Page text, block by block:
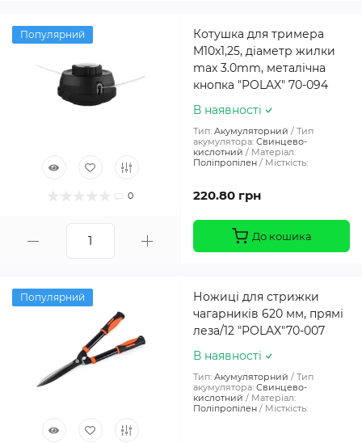
Популярний
0
Котушка для тримера
M10x1,25, діаметр жилки
max 3.0mm, металічна
кнопка "POLAX" 70-094
В наявності
Тип: Акумуляторний
Тип
акумулятора: Свинцево-
кислотний
Матеріал:
Поліпропілен
Місткість:
220.80 грн
До кошика
Популярний
Ножиці для стрижки
чагарників 620 мм, прямі
леза/12 "POLAX"70-007
В наявності
Тип: Акумуляторний
Тип
акумулятора: Свинцево-
кислотний
Матеріал:
Поліпропілен
Місткість: